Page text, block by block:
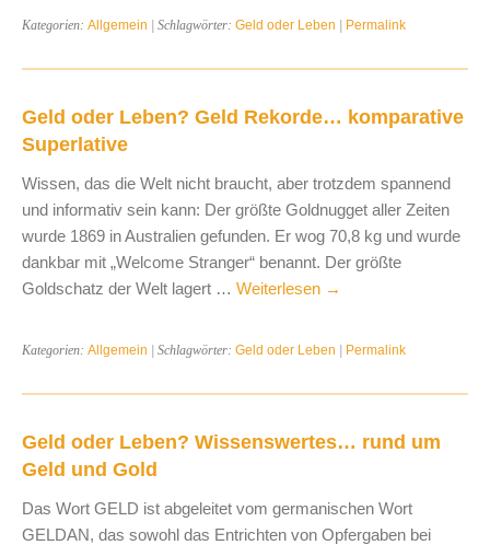
Kategorien: Allgemein | Schlagwörter: Geld oder Leben | Permalink
Geld oder Leben? Geld Rekorde… komparative
Superlative
Wissen, das die Welt nicht braucht, aber trotzdem spannend
und informativ sein kann: Der größte Goldnugget aller Zeiten
wurde 1869 in Australien gefunden. Er wog 70,8 kg und wurde
dankbar mit „Welcome Stranger“ benannt. Der größte
Goldschatz der Welt lagert … Weiterlesen →
Kategorien: Allgemein | Schlagwörter: Geld oder Leben | Permalink
Geld oder Leben? Wissenswertes… rund um
Geld und Gold
Das Wort GELD ist abgeleitet vom germanischen Wort
GELDAN, das sowohl das Entrichten von Opfergaben bei